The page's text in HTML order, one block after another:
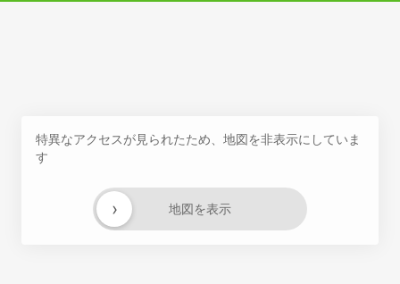
特異なアクセスが見られたため、地図を非表示にしていま
す
地図を表示
›